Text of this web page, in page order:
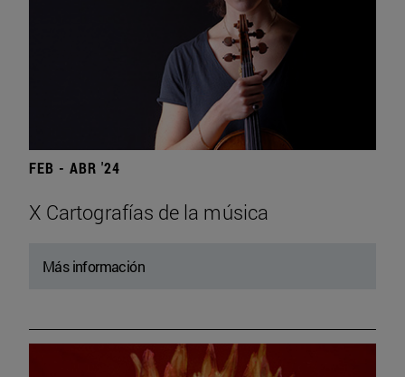
FEB - ABR '24
X Cartografías de la música
Más información